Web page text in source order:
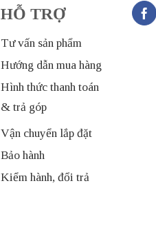
HỖ TRỢ
Tư vấn sản phẩm
Hướng dẫn mua hàng
Hình thức thanh toán
& trả góp
Vận chuyển lắp đặt
Bảo hành
Kiểm hành, đổi trả